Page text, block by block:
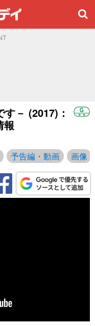
－ (2017)：
報
予告編・動画 画像